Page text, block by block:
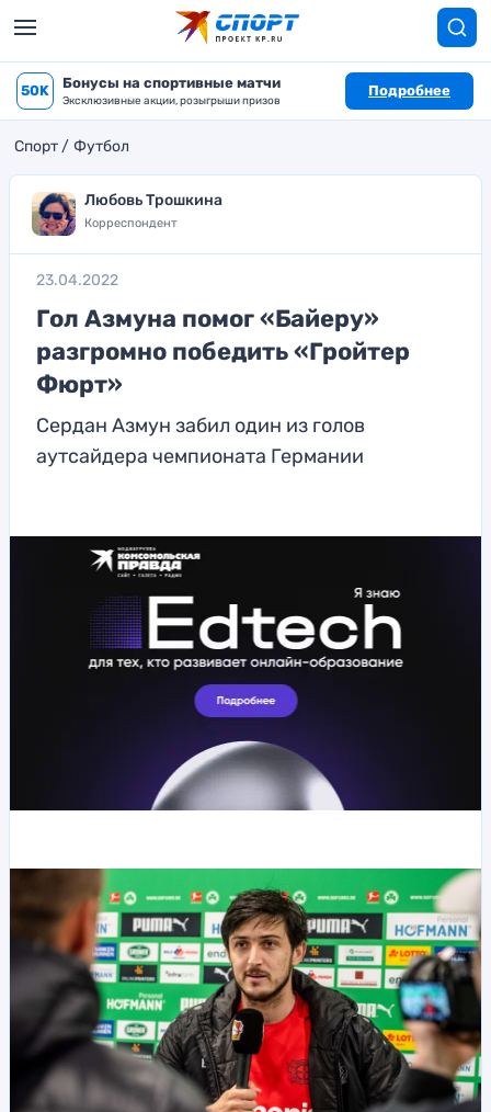
50K Бонусы на спортивные матчи
Эксклюзивные акции, розыгрыши призов
Подробнее
Спорт Футбол
Любовь Трошкина
Корреспондент
23.04.2022
Гол Азмуна помог «Байеру»
разгромно победить «Гройтер
Фюрт»
Сердан Азмун забил один из голов
аутсайдера чемпионата Германии